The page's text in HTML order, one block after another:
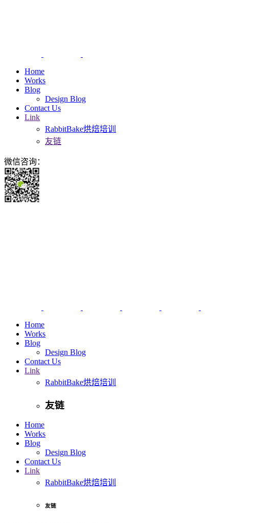
Home
Works
Blog
Design Blog
Contact Us
Link
RabbitBake烘焙培训
友链
微信咨询：
Home
Works
Blog
Design Blog
Contact Us
Link
RabbitBake烘焙培训
友链
Home
Works
Blog
Design Blog
Contact Us
Link
RabbitBake烘焙培训
友链